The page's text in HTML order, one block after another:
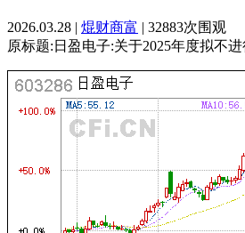
2026.03.28 | 焜财商富 | 32883次围观
原标题:日盈电子:关于2025年度拟不